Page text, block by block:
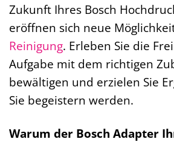
Zukunft Ihres Bosch
eröffnen sich neue
Reinigung. Erleben Sie die
Aufgabe mit dem richtigen
bewältigen und erzielen Sie
Sie begeistern werden.
Warum der Bosch Adapter